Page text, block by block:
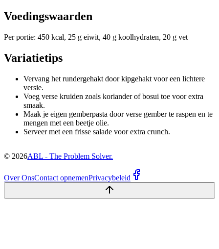
Voedingswaarden
Per portie: 450 kcal, 25 g eiwit, 40 g koolhydraten, 20 g vet
Variatietips
Vervang het rundergehakt door kipgehakt voor een lichtere
versie.
Voeg verse kruiden zoals koriander of bosui toe voor extra
smaak.
Maak je eigen gemberpasta door verse gember te raspen en te
mengen met een beetje olie.
Serveer met een frisse salade voor extra crunch.
© 2026ABL - The Problem Solver.
Over OnsContact opnemenPrivacybeleid